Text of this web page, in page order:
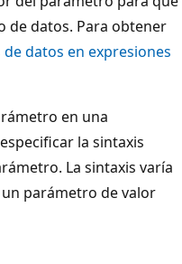
de datos. Para obtener
de datos en expresiones
en una
la sintaxis
La sintaxis varía
parámetro de valor